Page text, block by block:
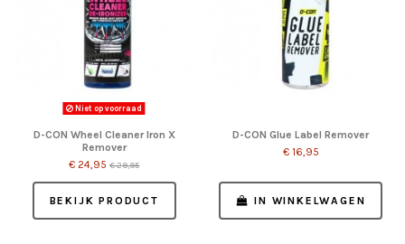
Niet op voorraad
D-CON Wheel Cleaner Iron X
Remover
€ 24,95 € 29,95
BEKIJK PRODUCT
D-CON Glue Label Remover
€ 16,95
IN WINKELWAGEN